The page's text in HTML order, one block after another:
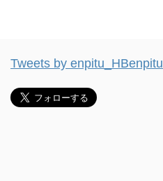
Tweets by enpitu_HBenpitu